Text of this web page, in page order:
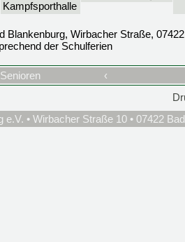
Kampfsporthalle
Blankenburg, Wirbacher Straße,
der Schulferien
‹
e.V. • Wirbacher Straße 10 • 07422